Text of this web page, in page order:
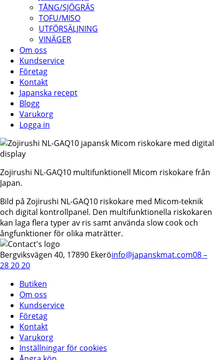
TÅNG/SJÖGRÄS
TOFU/MISO
UTFÖRSÄLJNING
VINÄGER
Om oss
Kundservice
Företag
Kontakt
Japanska recept
Blogg
Varukorg
Logga in
Zojirushi NL-GAQ10 multifunktionell Micom riskokare från
Japan.
Bild på Zojirushi NL-GAQ10 riskokare med Micom-teknik
och digital kontrollpanel. Den multifunktionella riskokaren
kan laga flera typer av ris samt använda slow cook och
ångfunktioner för olika maträtter.
Bergviksvägen 40, 17890 Ekeröinfo@japanskmat.com08 –
28 20 20
Butiken
Om oss
Kundservice
Företag
Kontakt
Varukorg
Inställningar för cookies